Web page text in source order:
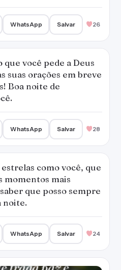
WhatsApp Salvar 26
você pede a Deus
suas orações em breve
Boa noite de
WhatsApp Salvar 28
como você, que
momentos mais
que posso sempre
noite.
WhatsApp Salvar 24